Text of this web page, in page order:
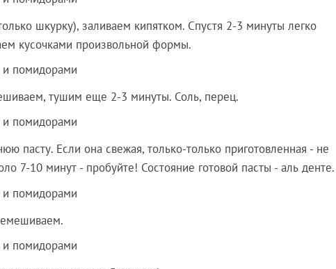
шкурку), заливаем кипятком. Спустя 2-3 минуты легко
кусочками произвольной формы.
тушим еще 2-3 минуты. Соль, перец.
пасту. Если она свежая, только-только приготовленная - не
7-10 минут - пробуйте! Состояние готовой пасты - аль денте.